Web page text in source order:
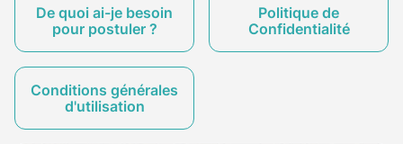
De quoi ai-je besoin
pour postuler ?
Politique de
Confidentialité
Conditions générales
d'utilisation